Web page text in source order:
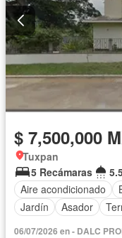
$ 7,500,000
Tuxpan
5 Recámaras
Aire acondicionado
Jardín
Asador
06/07/2026 en - DALC